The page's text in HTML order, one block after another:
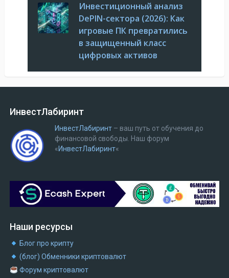
Инвестиционный анализ
DePIN-сектора (2026): Как
игровые ПК превратились
в защищенный класс
цифровых активов
ИнвестЛабиринт
ИнвестЛабиринт– ваш путь от обучения до
финансовой свободы. Наш форум
«ИнвестЛабиринт«
Наши ресурсы
Блог про крипту
(блог) Обменники криптовалют
Форум криптовалют